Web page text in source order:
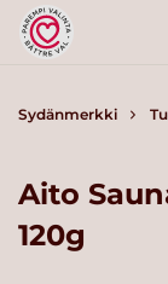
Sydänmerkki
Aito
120g